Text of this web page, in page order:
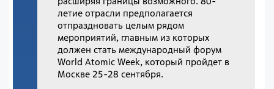
летие отрасли предполагается
отпраздновать целым рядом
мероприятий, главным из которых
должен стать международный форум
World Atomic Week, который пройдет в
Москве 25-28 сентября.